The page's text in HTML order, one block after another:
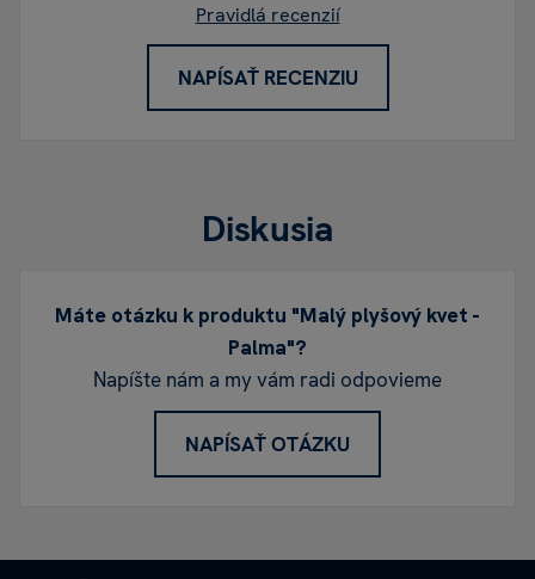
Pravidlá recenzií
NAPÍSAŤ RECENZIU
Diskusia
Máte otázku k produktu "Malý plyšový kvet -
Palma"?
Napíšte nám a my vám radi odpovieme
NAPÍSAŤ OTÁZKU